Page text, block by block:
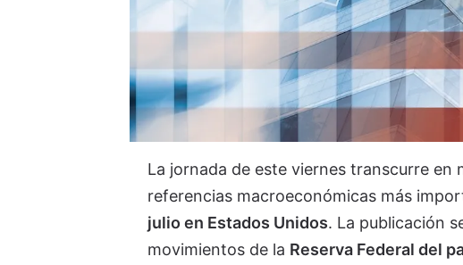
La jornada de este viernes transcurre
referencias macroeconómicas más
julio en Estados Unidos. La publicación
movimientos de la Reserva Federal del